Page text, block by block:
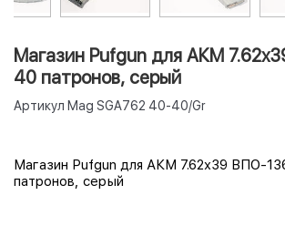
Магазин Pufgun для АКМ
40 патронов, серый
Артикул Mag SGA762 40-40/Gr
Магазин Pufgun для АКМ 7.62x39 ВПО-
патронов, серый